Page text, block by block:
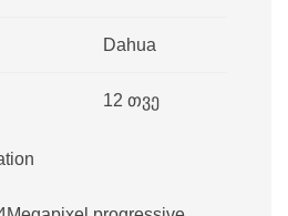
Dahua
12 თვე